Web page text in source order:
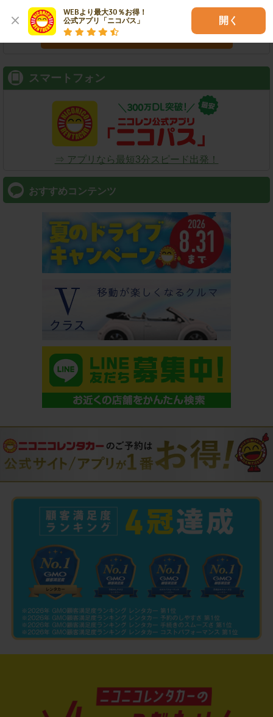
WEBより最大30％お得！
公式アプリ「ニコパス」
開く
スマートフォン
⇒ アプリなら最短3分スピード出発！
おすすめコンテンツ